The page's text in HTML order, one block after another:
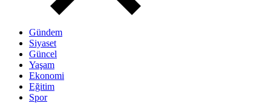
Gündem
Siyaset
Güncel
Yaşam
Ekonomi
Eğitim
Spor